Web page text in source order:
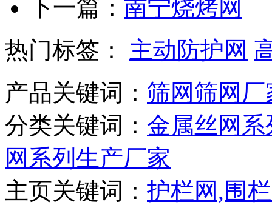
下一篇： 南宁烧烤网
热门标签：
主动防护网
产品关键词： 筛网筛网厂
分类关键词： 金属丝网
网系列生产厂家
主页关键词： 护栏网,围